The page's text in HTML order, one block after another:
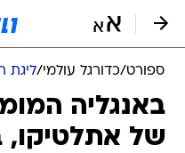
ספורט/כדורגל עולמי/ליגת
באנגליה
של אתלטיקו,